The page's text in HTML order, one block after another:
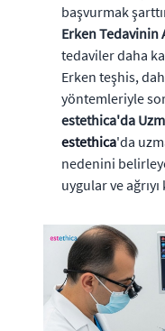
başvurmak
Erken Tedavinin
tedaviler daha
Erken teşhis,
yöntemleriyle
estethica'da
estethica'da
nedenini
uygular ve